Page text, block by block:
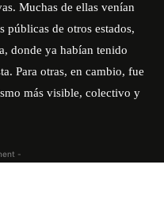
Muchas de ellas venían
públicas de otros estados,
donde ya habían tenido
Para otras, en cambio, fue
más visible, colectivo y
-